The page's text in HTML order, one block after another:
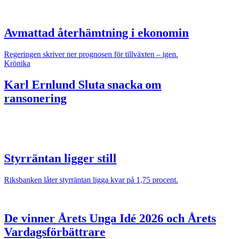
Avmattad återhämtning i ekonomin
Regeringen skriver ner prognosen för tillväxten – igen.
Krönika
Karl Ernlund Sluta snacka om
ransonering
Styrräntan ligger still
Riksbanken låter styrräntan ligga kvar på 1,75 procent.
De vinner Årets Unga Idé 2026 och Årets
Vardagsförbättrare